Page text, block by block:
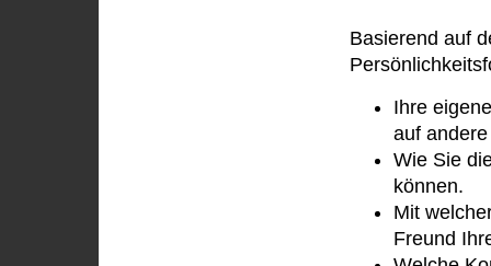
Basierend auf
Ihre
auf
Wie Sie
können.
Mit
Freund